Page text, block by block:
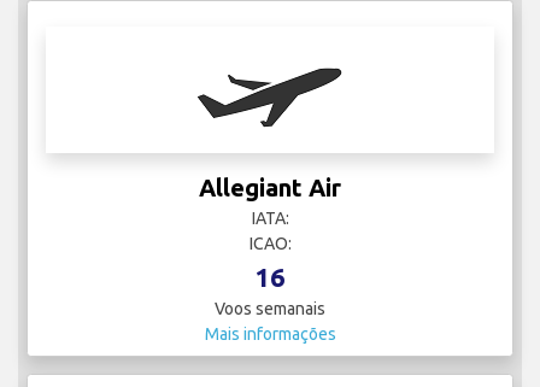
Allegiant Air
IATA:
ICAO:
16
Voos semanais
Mais informações